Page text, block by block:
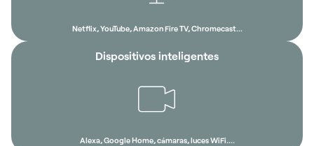
Netflix, YouTube, Amazon Fire TV, Chromecast...
Dispositivos inteligentes
Alexa, Google Home, cámaras, luces WiFi....